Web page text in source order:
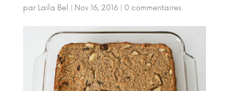
par Laila Bel Nov 16, 2016| 0 commentaires